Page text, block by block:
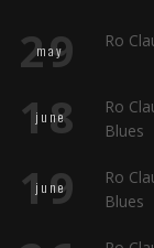
29
may Ro
18
june
Ro
Blues
19
june
Ro
Blues